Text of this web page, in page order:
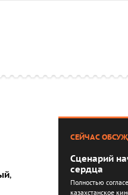
,
СЕЙЧАС
Сценарий
сердца
Полностью
казахстанское